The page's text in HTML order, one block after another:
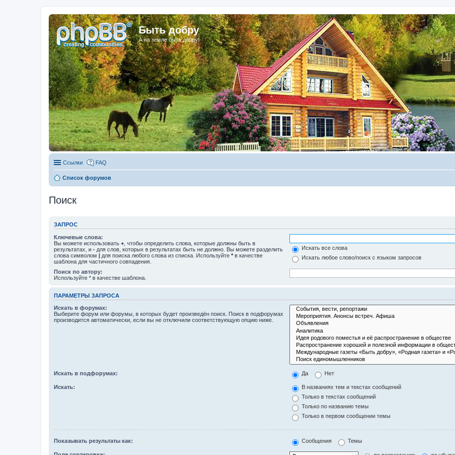
Быть добру
А на земле быть добру!
Ссылки FAQ
Список форумов
Поиск
ЗАПРОС
Ключевые слова:
Вы можете использовать + , чтобы определить слова, которые должны быть в
результатах, и - для слов, которых в результатах быть не должно. Вы можете разделить
слова символом | для поиска любого слова из списка. Используйте * в качестве
шаблона для частичного совпадения.
Искать все слова
Искать любое слово/поиск с языком запросов
Поиск по автору:
Используйте * в качестве шаблона.
ПАРАМЕТРЫ ЗАПРОСА
Искать в форумах:
Выберите форум или форумы, в которых будет произведён поиск. Поиск в подфорумах
производится автоматически, если вы не отключили соответствующую опцию ниже.
Искать в подфорумах: Да Нет
Искать:
В названиях тем и текстах сообщений
Только в текстах сообщений
Только по названию темы
Только в первом сообщении темы
Показывать результаты как: Сообщения Темы